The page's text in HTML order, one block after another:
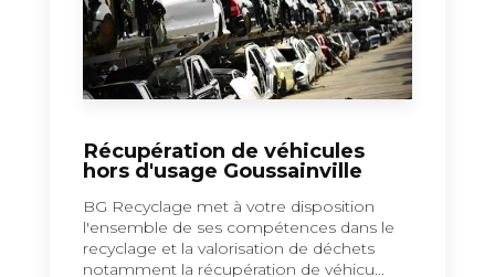
Récupération de véhicules
hors d'usage Goussainville
BG Recyclage met à votre disposition
l'ensemble de ses compétences dans le
recyclage et la valorisation de déchets
notamment la récupération de véhicu...